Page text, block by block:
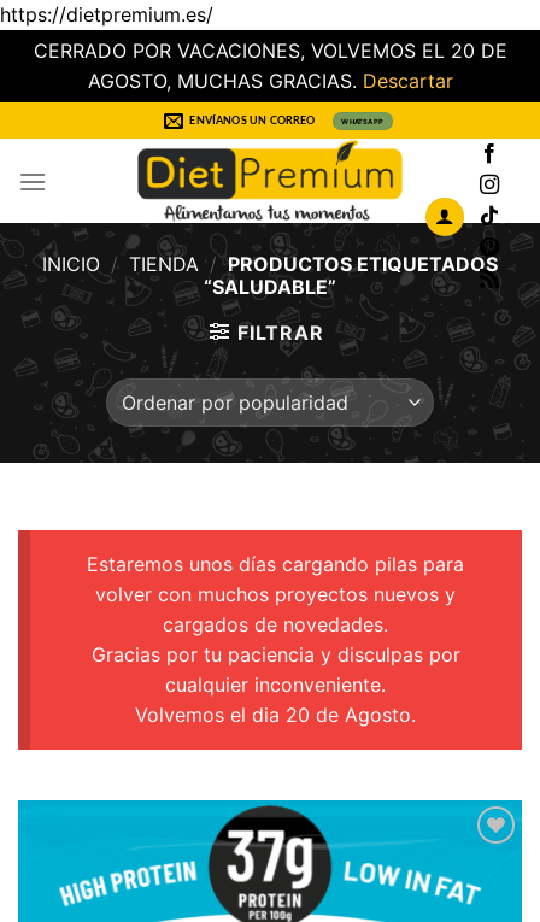
https://dietpremium.es/
CERRADO POR VACACIONES, VOLVEMOS EL 20 DE
AGOSTO, MUCHAS GRACIAS. Descartar
al
contenido
ENVÍANOS UN CORREO WHATSAPP
INICIO / TIENDA / PRODUCTOS ETIQUETADOS
“SALUDABLE”
FILTRAR
Estaremos unos días cargando pilas para
volver con muchos proyectos nuevos y
cargados de novedades.
Gracias por tu paciencia y disculpas por
cualquier inconveniente.
Volvemos el dia 20 de Agosto.